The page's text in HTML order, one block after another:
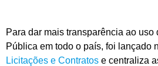
Para dar mais transparência ao
Pública em todo o país, foi lançado
Licitações e Contratos e centraliza